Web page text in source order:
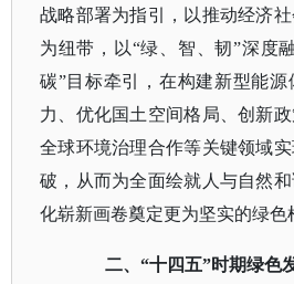
战略部署为指引，以推动经济
为纽带，以“绿、智、韧”深度
碳”目标牵引，在构建新型能
力、优化国土空间格局、创新
全球环境治理合作等关键领域
破，从而为全面绘就人与自然
化崭新画卷奠定更为坚实的绿色
二、“十四五”时期绿色